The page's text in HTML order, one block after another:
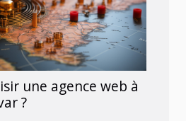
une agence web à
?